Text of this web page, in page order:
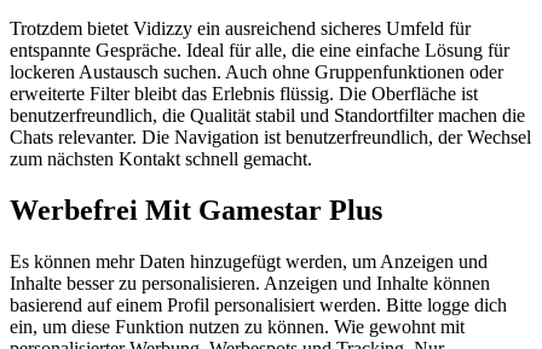
Trotzdem bietet Vidizzy ein ausreichend sicheres Umfeld für
entspannte Gespräche. Ideal für alle, die eine einfache Lösung für
lockeren Austausch suchen. Auch ohne Gruppenfunktionen oder
erweiterte Filter bleibt das Erlebnis flüssig. Die Oberfläche ist
benutzerfreundlich, die Qualität stabil und Standortfilter machen die
Chats relevanter. Die Navigation ist benutzerfreundlich, der Wechsel
zum nächsten Kontakt schnell gemacht.
Werbefrei Mit Gamestar Plus
Es können mehr Daten hinzugefügt werden, um Anzeigen und
Inhalte besser zu personalisieren. Anzeigen und Inhalte können
basierend auf einem Profil personalisiert werden. Bitte logge dich
ein, um diese Funktion nutzen zu können. Wie gewohnt mit